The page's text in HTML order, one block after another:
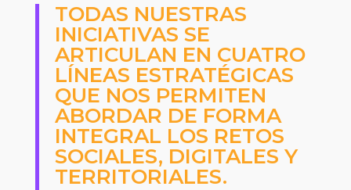
TODAS NUESTRAS
INICIATIVAS SE
ARTICULAN EN CUATRO
LÍNEAS ESTRATÉGICAS
QUE NOS PERMITEN
ABORDAR DE FORMA
INTEGRAL LOS RETOS
SOCIALES, DIGITALES Y
TERRITORIALES.